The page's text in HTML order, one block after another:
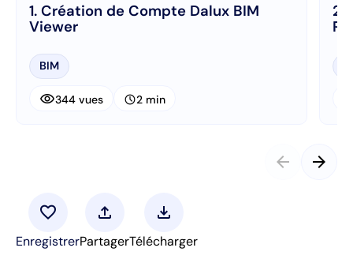
1. Création de Compte Dalux BIM
Viewer
BIM
visibility344 vues schedule2 min
2.
arrow_back arrow_forward
favorite
Enregistrer
upload
Partager
download
Télécharger